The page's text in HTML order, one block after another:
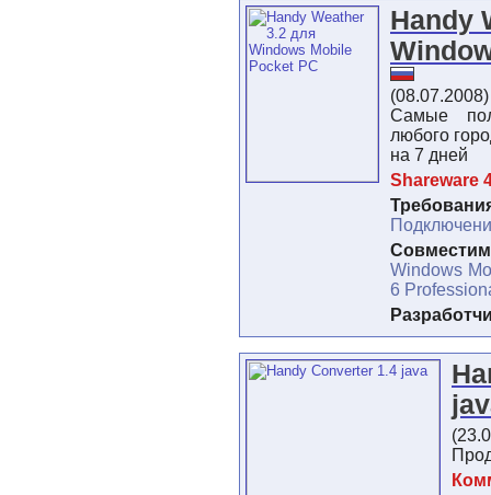
Handy
Самые
любого
на 7 дней
Shareware
Windows
6